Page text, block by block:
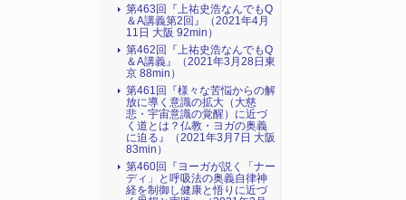
第463回『上祐史浩なんでもQ
＆A講義第2回』（2021年4月
11日 大阪 92min）
第462回『上祐史浩なんでもQ
＆A講義』（2021年3月28日東
京 88min）
第461回『様々な苦悩からの解
放に導く意識の拡大（大慈
悲・宇宙意識の覚醒）に近づ
く道とは？仏教・ヨガの奥義
に迫る』（2021年3月7日 大阪
83min）
第460回『ヨーガが説く「ナー
ディ」と呼吸法の奥義自律神
経を制御し健康と悟りに近づ